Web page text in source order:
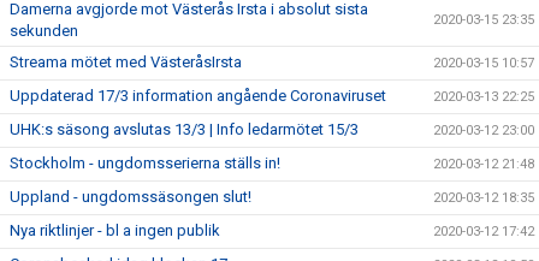
Damerna avgjorde mot Västerås Irsta i absolut sista
sekunden
2020-03-15 23:35
Streama mötet med VästeråsIrsta 2020-03-15 10:57
Uppdaterad 17/3 information angående Coronaviruset 2020-03-13 22:25
UHK:s säsong avslutas 13/3 | Info ledarmötet 15/3 2020-03-12 23:00
Stockholm - ungdomsserierna ställs in! 2020-03-12 21:48
Uppland - ungdomssäsongen slut! 2020-03-12 18:35
Nya riktlinjer - bl a ingen publik 2020-03-12 17:42